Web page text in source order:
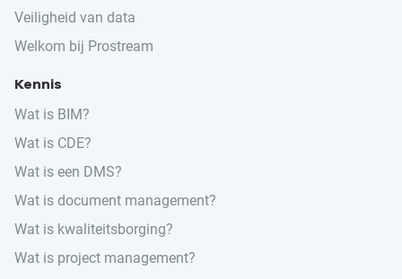
Veiligheid van data
Welkom bij Prostream
Kennis
Wat is BIM?
Wat is CDE?
Wat is een DMS?
Wat is document management?
Wat is kwaliteitsborging?
Wat is project management?